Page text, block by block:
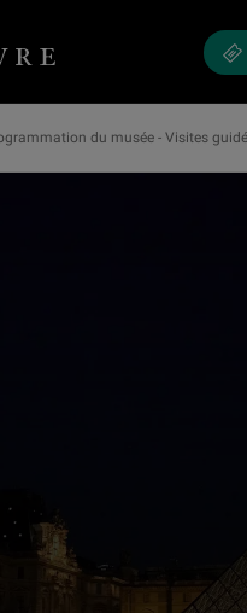
à l'accueil
du musée - Visites